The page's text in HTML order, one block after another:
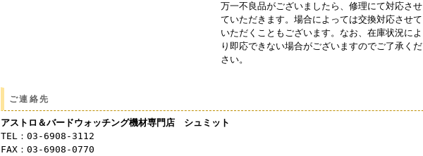
万一不良品がございましたら、修理にて対応させ
ていただきます。場合によっては交換対応させて
いただくこともございます。なお、在庫状況によ
り即応できない場合がございますのでご了承くだ
さい。
ご連絡先
アストロ＆バードウォッチング機材専門店 シュミット
TEL：03-6908-3112
FAX：03-6908-0770